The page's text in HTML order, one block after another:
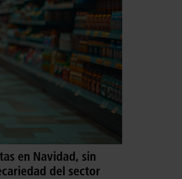
en Navidad, sin
del sector